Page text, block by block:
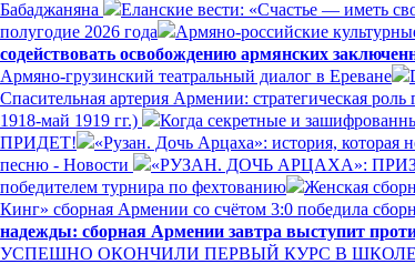
Бабаджаняна
Еланские вести: «Счастье — иметь
полугодие 2026 года
Армяно-российские
содействовать освобождению армянских
Армяно-грузинский театральный диалог в Ереване
Спасительная артерия Армении: стратегическая
1918-май 1919 гг.)
Когда секретные и
ПРИДЕТ!
«Рузан. Дочь Арцаха»: история, которая
песню - Новости
«РУЗАН. ДОЧЬ АРЦАХА»:
победителем турнира по фехтованию
Женская
Кинг» сборная Армении со счётом 3:0 победила
надежды: сборная Армении завтра выступит
УСПЕШНО ОКОНЧИЛИ ПЕРВЫЙ КУРС В